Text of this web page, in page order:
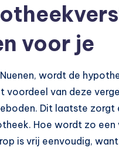
voor je
wordt de
voordeel van deze
Dit laatste
Hoe wordt zo een
is vrij eenvoudig,